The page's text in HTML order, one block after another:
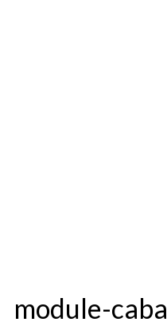
module-